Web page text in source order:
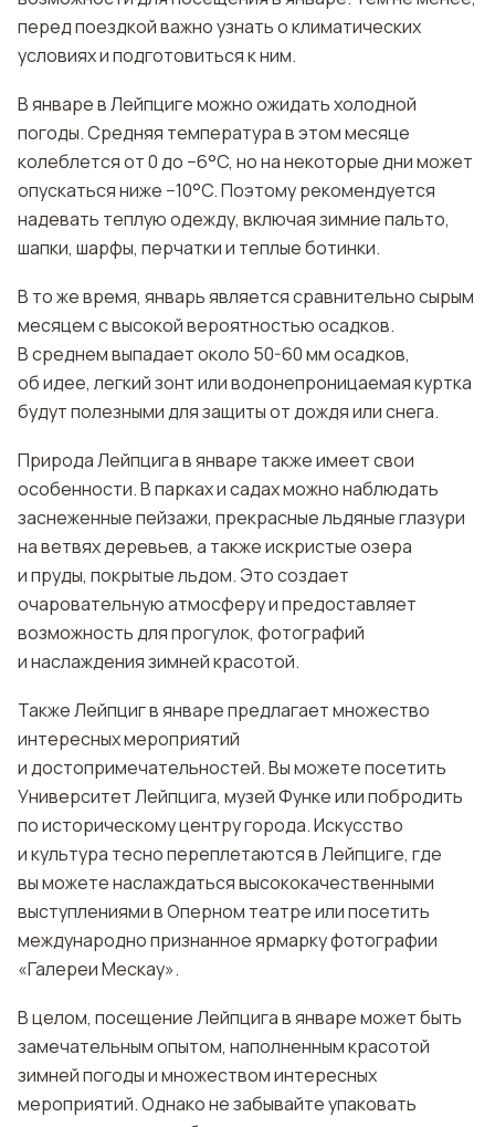
перед поездкой важно узнать о климатических
условиях и подготовиться к ним.
В январе в Лейпциге можно ожидать холодной
погоды. Средняя температура в этом месяце
колеблется от 0 до −6°C, но на некоторые дни может
опускаться ниже −10°C. Поэтому рекомендуется
надевать теплую одежду, включая зимние пальто,
шапки, шарфы, перчатки и теплые ботинки.
В то же время, январь является сравнительно сырым
месяцем с высокой вероятностью осадков.
В среднем выпадает около 50-60 мм осадков,
об идее, легкий зонт или водонепроницаемая куртка
будут полезными для защиты от дождя или снега.
Природа Лейпцига в январе также имеет свои
особенности. В парках и садах можно наблюдать
заснеженные пейзажи, прекрасные льдяные глазури
на ветвях деревьев, а также искристые озера
и пруды, покрытые льдом. Это создает
очаровательную атмосферу и предоставляет
возможность для прогулок, фотографий
и наслаждения зимней красотой.
Также Лейпциг в январе предлагает множество
интересных мероприятий
и достопримечательностей. Вы можете посетить
Университет Лейпцига, музей Функе или побродить
по историческому центру города. Искусство
и культура тесно переплетаются в Лейпциге, где
вы можете наслаждаться высококачественными
выступлениями в Оперном театре или посетить
международно признанное ярмарку фотографии
«Галереи Мескау».
В целом, посещение Лейпцига в январе может быть
замечательным опытом, наполненным красотой
зимней погоды и множеством интересных
мероприятий. Однако не забывайте упаковать